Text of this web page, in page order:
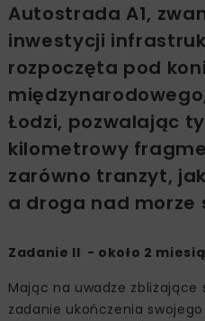
Autostrada A1,
inwestycji
rozpoczęta pod
Łodzi, pozwalając
kilometrowy
zarówno tranzyt,
a droga nad morze
Zadanie II - około 2
Mając na uwadze zbliżające
zadanie ukończenia